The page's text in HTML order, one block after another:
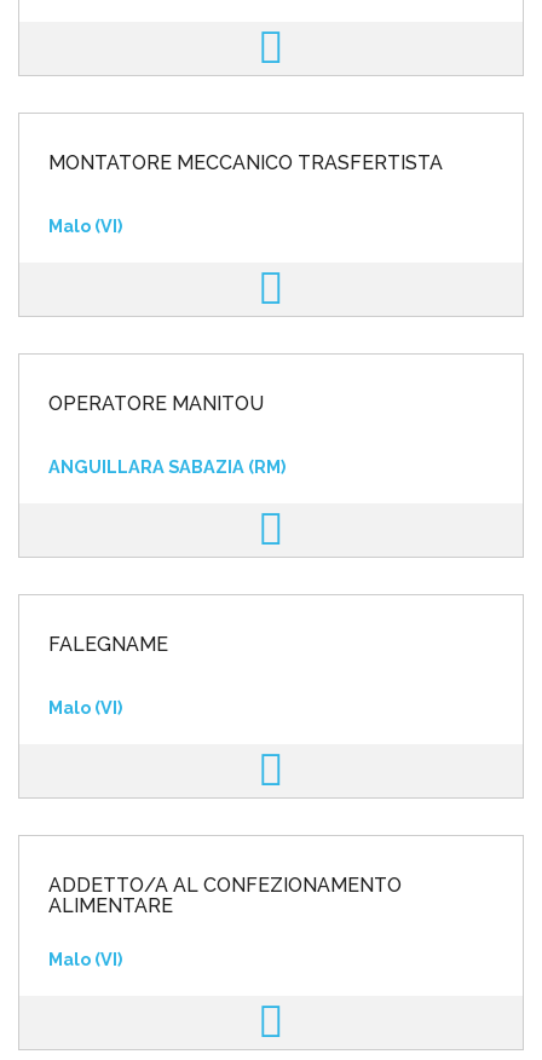
MONTATORE MECCANICO TRASFERTISTA
Malo (VI)
OPERATORE MANITOU
ANGUILLARA SABAZIA (RM)
FALEGNAME
Malo (VI)
ADDETTO/A AL CONFEZIONAMENTO
ALIMENTARE
Malo (VI)